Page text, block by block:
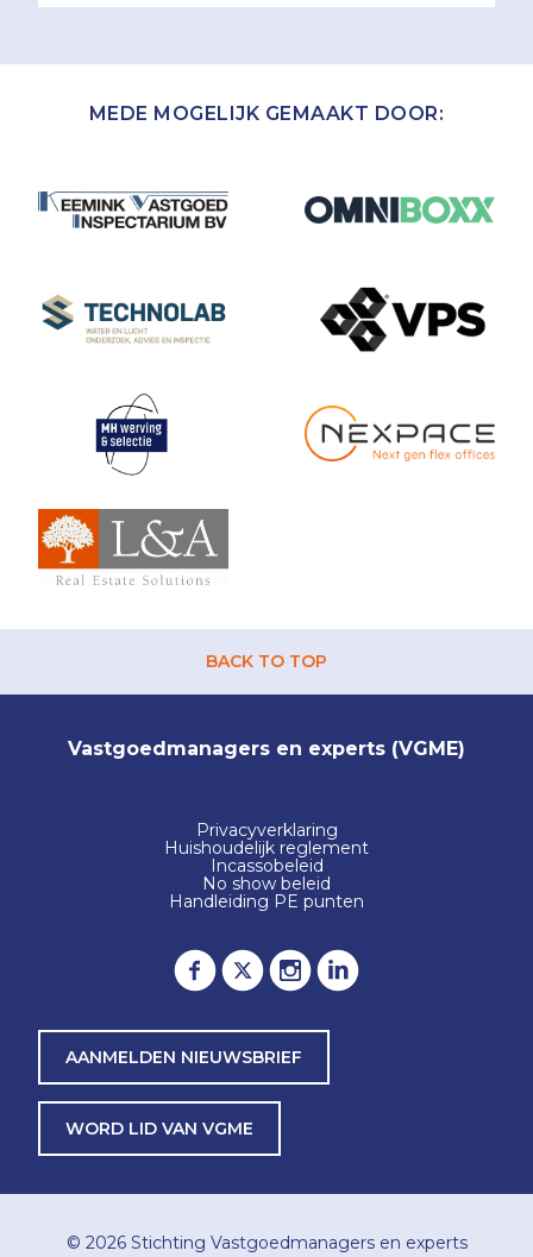
MEDE MOGELIJK GEMAAKT DOOR:
BACK TO TOP
Vastgoedmanagers en experts (VGME)
Privacyverklaring
Huishoudelijk reglement
Incassobeleid
No show beleid
Handleiding PE punten
AANMELDEN NIEUWSBRIEF
WORD LID VAN VGME
© 2026 Stichting Vastgoedmanagers en experts